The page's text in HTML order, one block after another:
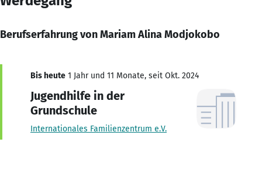
Berufserfahrung von Mariam Alina Modjokobo
Bis heute 1 Jahr und 11 Monate, seit Okt. 2024
Jugendhilfe in der
Grundschule
Internationales Familienzentrum e.V.